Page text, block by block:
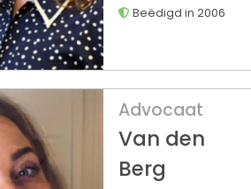
Beëdigd in 2006
Advocaat
Van den
Berg